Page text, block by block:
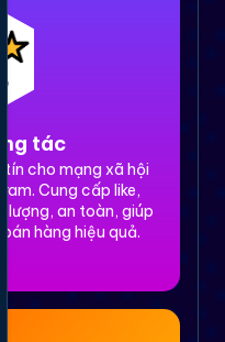
tác
cho mạng xã hội
Cung cấp like,
lượng, an toàn, giúp
hàng hiệu quả.